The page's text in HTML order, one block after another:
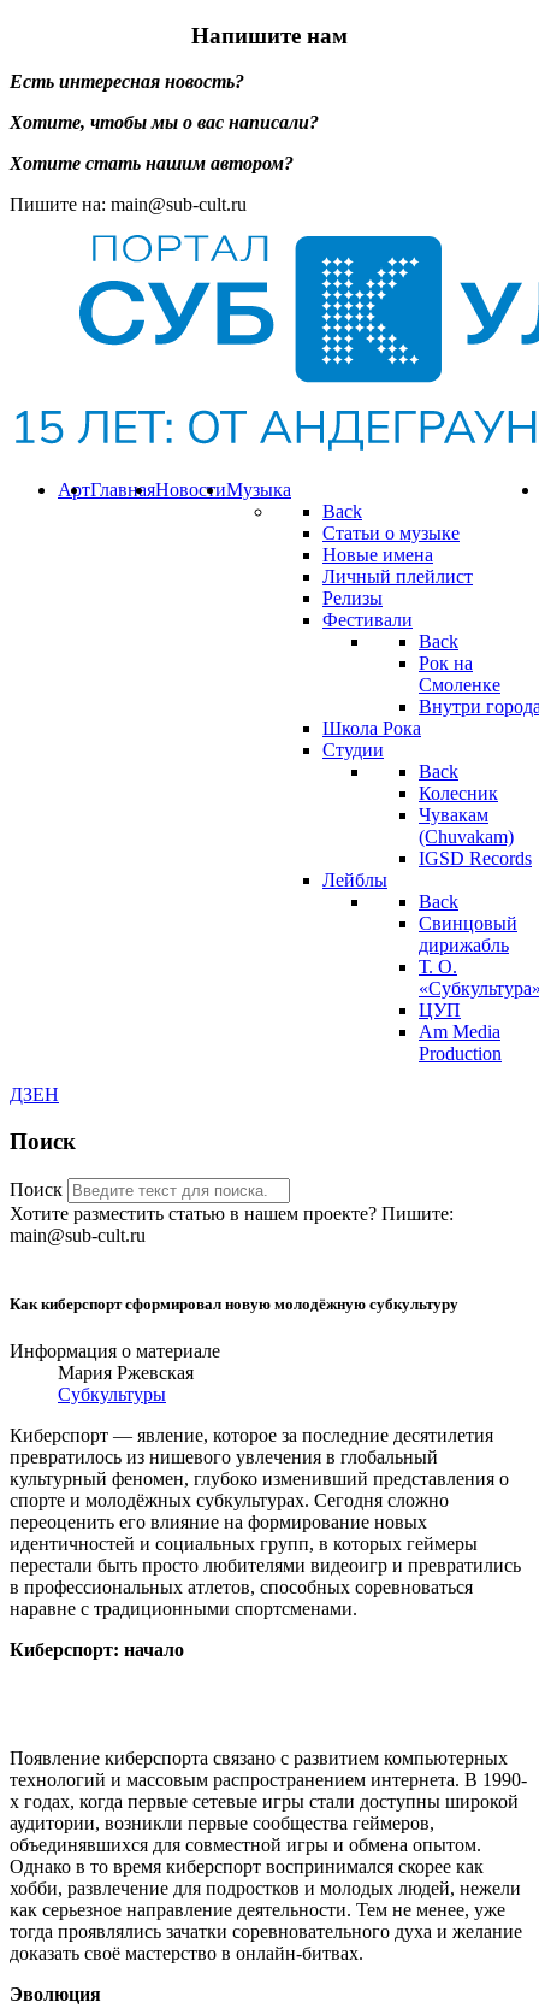
Напишите нам
Есть интересная новость?
Хотите, чтобы мы о вас написали?
Хотите стать нашим автором?
Пишите на: main@sub-cult.ru
Музыка
Back
Статьи о музыке
Новые имена
Личный плейлист
Релизы
Фестивали
Back
Рок на
Смоленке
Внутри
Школа Рока
Студии
Back
Колесник
Чувакам
(Chuvakam)
IGSD Records
Лейблы
Back
Свинцовый
дирижабль
Т. О.
ЦУП
Am Media
Production
Новости
Главная
Арт
ДЗЕН
Поиск
Поиск
Хотите разместить статью в нашем проекте? Пишите:
main@sub-cult.ru
Как киберспорт сформировал новую молодёжную субкультуру
Информация о материале
Мария Ржевская
Субкультуры
Киберспорт — явление, которое за последние десятилетия
превратилось из нишевого увлечения в глобальный
культурный феномен, глубоко изменивший представления о
спорте и молодёжных субкультурах. Сегодня сложно
переоценить его влияние на формирование новых
идентичностей и социальных групп, в которых геймеры
перестали быть просто любителями видеоигр и превратились
в профессиональных атлетов, способных соревноваться
наравне с традиционными спортсменами.
Киберспорт: начало
Появление киберспорта связано с развитием компьютерных
технологий и массовым распространением интернета. В 1990-
х годах, когда первые сетевые игры стали доступны широкой
аудитории, возникли первые сообщества геймеров,
объединявшихся для совместной игры и обмена опытом.
Однако в то время киберспорт воспринимался скорее как
хобби, развлечение для подростков и молодых людей, нежели
как серьезное направление деятельности. Тем не менее, уже
тогда проявлялись зачатки соревновательного духа и желание
доказать своё мастерство в онлайн-битвах.
Эволюция